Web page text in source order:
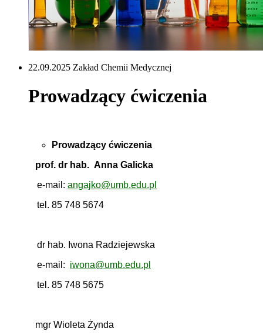
22.09.2025 Zakład Chemii Medycznej
Prowadzący ćwiczenia
Prowadzący ćwiczenia
prof. dr hab. Anna Galicka
e-mail: angajko@umb.edu.pl
tel. 85 748 5674
dr hab. Iwona Radziejewska
e-mail: iwona@umb.edu.pl
tel. 85 748 5675
mgr Wioleta Żynda